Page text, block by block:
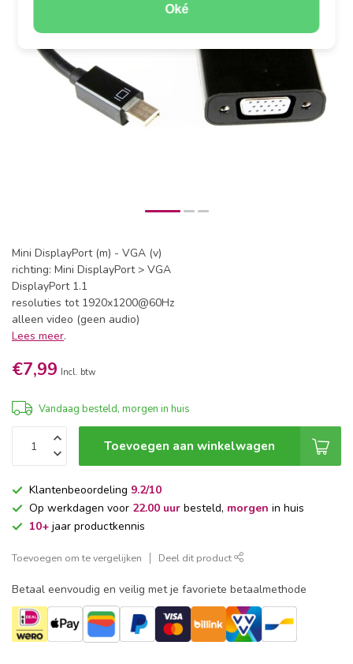
Oké
Mini DisplayPort (m) - VGA (v)
richting: Mini DisplayPort > VGA
DisplayPort 1.1
resoluties tot 1920x1200@60Hz
alleen video (geen audio)
Lees meer.
€7,99 Incl. btw
Vandaag besteld, morgen in huis
Toevoegen aan winkelwagen
Klantenbeoordeling 9.2/10
Op werkdagen voor 22.00 uur besteld, morgen in huis
10+ jaar productkennis
Toevoegen om te vergelijken Deel dit product
Betaal eenvoudig en veilig met je favoriete betaalmethode